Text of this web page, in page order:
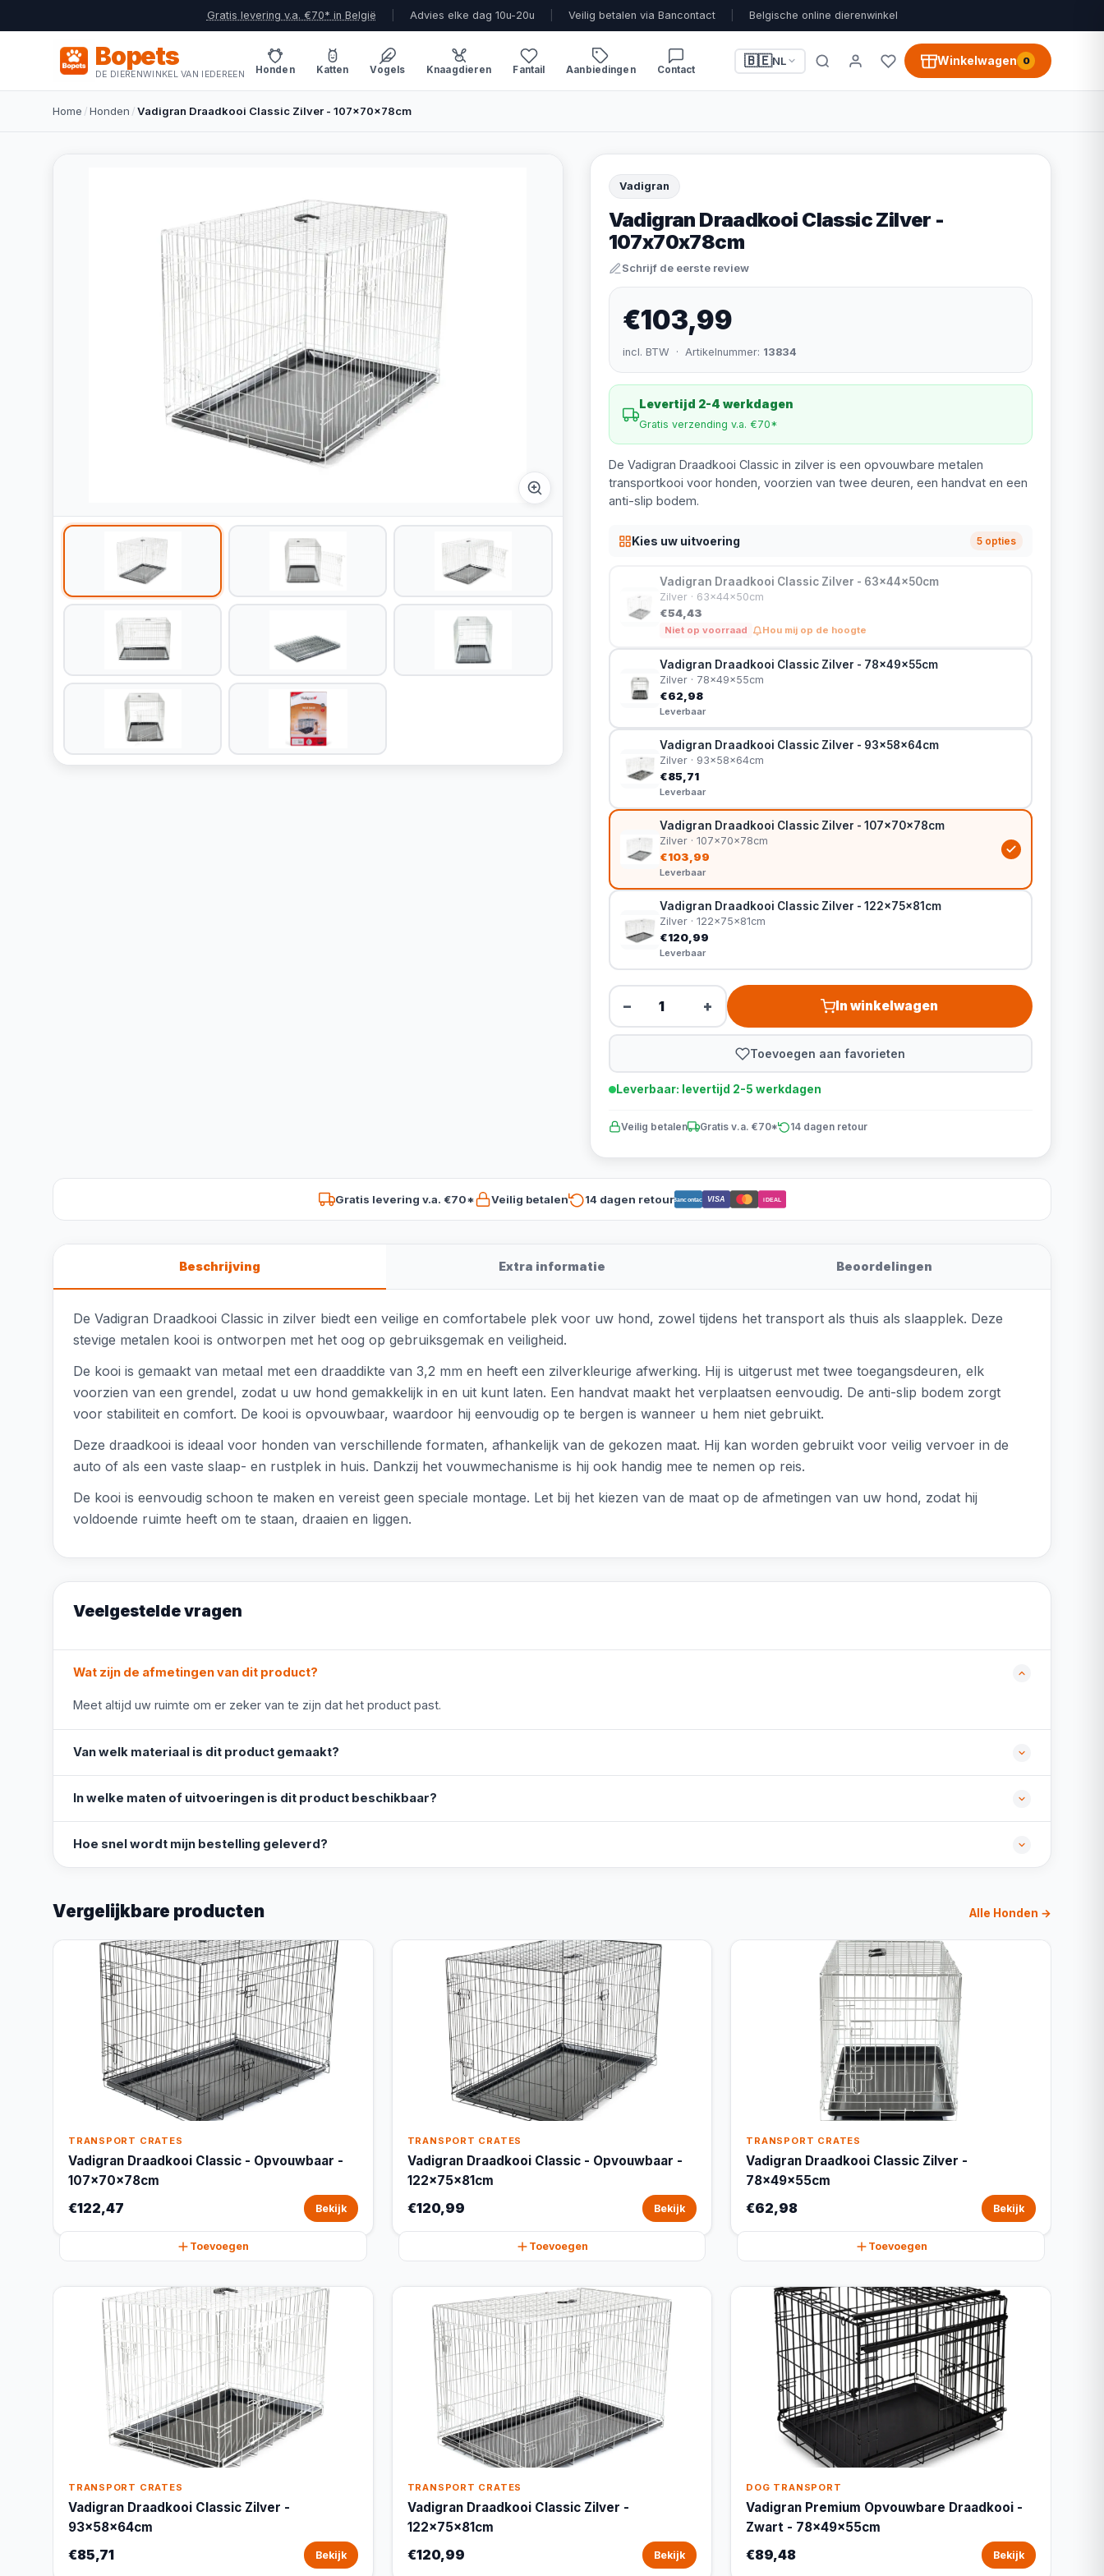
Gratis levering v.a. €70* in België Advies elke dag 10u-20u Veilig betalen via Bancontact Belgische online dierenwinkel
Bopets
DE DIERENWINKEL VAN IEDEREEN Honden Katten Vogels Knaagdieren Fantail Aanbiedingen Contact
🇧🇪NL Winkelwagen 0
Home /Honden /Vadigran Draadkooi Classic Zilver - 107x70x78cm
Vadigran
Vadigran Draadkooi Classic Zilver -
107x70x78cm
Schrijf de eerste review
€103,99
incl. BTW · Artikelnummer: 13834
Levertijd 2-4 werkdagen
Gratis verzending v.a. €70*
De Vadigran Draadkooi Classic in zilver is een opvouwbare metalen
transportkooi voor honden, voorzien van twee deuren, een handvat en een
anti-slip bodem.
Kies uw uitvoering 5 opties
Vadigran Draadkooi Classic Zilver - 63x44x50cm
Zilver · 63x44x50cm
€54,43
Niet op voorraad Hou mij op de hoogte
Vadigran Draadkooi Classic Zilver - 78x49x55cm
Zilver · 78x49x55cm
€62,98
Leverbaar
Vadigran Draadkooi Classic Zilver - 93x58x64cm
Zilver · 93x58x64cm
€85,71
Leverbaar
Vadigran Draadkooi Classic Zilver - 107x70x78cm
Zilver · 107x70x78cm
€103,99
Leverbaar
Vadigran Draadkooi Classic Zilver - 122x75x81cm
Zilver · 122x75x81cm
€120,99
Leverbaar
− + In winkelwagen
Toevoegen aan favorieten
Leverbaar: levertijd 2-5 werkdagen
Veilig betalen Gratis v.a. €70* 14 dagen retour
Gratis levering v.a. €70* Veilig betalen 14 dagen retourBancontact VISA iDEAL
Beschrijving Extra informatie Beoordelingen
De Vadigran Draadkooi Classic in zilver biedt een veilige en comfortabele plek voor uw hond, zowel tijdens het transport als thuis als slaapplek. Deze
stevige metalen kooi is ontworpen met het oog op gebruiksgemak en veiligheid.
De kooi is gemaakt van metaal met een draaddikte van 3,2 mm en heeft een zilverkleurige afwerking. Hij is uitgerust met twee toegangsdeuren, elk
voorzien van een grendel, zodat u uw hond gemakkelijk in en uit kunt laten. Een handvat maakt het verplaatsen eenvoudig. De anti-slip bodem zorgt
voor stabiliteit en comfort. De kooi is opvouwbaar, waardoor hij eenvoudig op te bergen is wanneer u hem niet gebruikt.
Deze draadkooi is ideaal voor honden van verschillende formaten, afhankelijk van de gekozen maat. Hij kan worden gebruikt voor veilig vervoer in de
auto of als een vaste slaap- en rustplek in huis. Dankzij het vouwmechanisme is hij ook handig mee te nemen op reis.
De kooi is eenvoudig schoon te maken en vereist geen speciale montage. Let bij het kiezen van de maat op de afmetingen van uw hond, zodat hij
voldoende ruimte heeft om te staan, draaien en liggen.
Veelgestelde vragen
Wat zijn de afmetingen van dit product?
Meet altijd uw ruimte om er zeker van te zijn dat het product past.
Van welk materiaal is dit product gemaakt?
In welke maten of uitvoeringen is dit product beschikbaar?
Hoe snel wordt mijn bestelling geleverd?
Vergelijkbare producten Alle Honden →
TRANSPORT CRATES
Vadigran Draadkooi Classic - Opvouwbaar -
107x70x78cm
€122,47 Bekijk
Toevoegen
TRANSPORT CRATES
Vadigran Draadkooi Classic - Opvouwbaar -
122x75x81cm
€120,99 Bekijk
Toevoegen
TRANSPORT CRATES
Vadigran Draadkooi Classic Zilver -
78x49x55cm
€62,98 Bekijk
Toevoegen
TRANSPORT CRATES
Vadigran Draadkooi Classic Zilver -
93x58x64cm
€85,71 Bekijk
TRANSPORT CRATES
Vadigran Draadkooi Classic Zilver -
122x75x81cm
€120,99 Bekijk
DOG TRANSPORT
Vadigran Premium Opvouwbare Draadkooi -
Zwart - 78x49x55cm
€89,48 Bekijk